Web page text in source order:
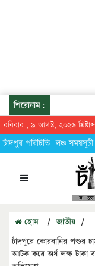
শিরোনাম:
রবিবার , ৯ আগস্ট, ২০২৬
চাঁদপুর পরিচিতি লঞ্চ সময়সূচী
হোম / জাতীয় /
চাঁদপুরে কোরবানির পশুর
আটক করে অর্ধ লক্ষ টাকা